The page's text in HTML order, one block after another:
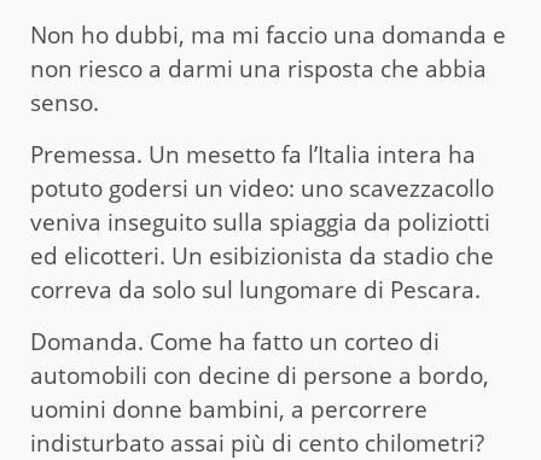
Non ho dubbi, ma mi faccio una domanda e
non riesco a darmi una risposta che abbia
senso.
Premessa. Un mesetto fa l’Italia intera ha
potuto godersi un video: uno scavezzacollo
veniva inseguito sulla spiaggia da poliziotti
ed elicotteri. Un esibizionista da stadio che
correva da solo sul lungomare di Pescara.
Domanda. Come ha fatto un corteo di
automobili con decine di persone a bordo,
uomini donne bambini, a percorrere
indisturbato assai più di cento chilometri?